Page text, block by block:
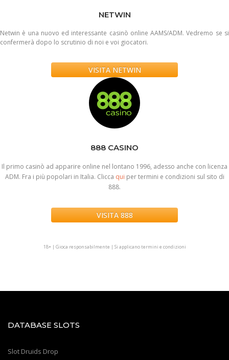
NETWIN
Netwin è una nuovo ed interessante casinò online AAMS/ADM. Vedremo se si
confermerà dopo lo scrutinio di noi e voi giocatori.
VISITA NETWIN
888 CASINO
Il primo casinò ad apparire online nel lontano 1996, adesso anche con licenza
ADM. Fra i più popolari in Italia. Clicca qui per termini e condizioni sul sito di
888.
VISITA 888
18+ | Gioca responsabilmente | Si applicano termini e condizioni
DATABASE SLOTS
Slot Druids Drop